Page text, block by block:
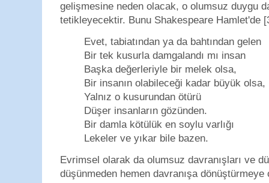
gelişmesine neden olacak, o olumsuz duygu
tetikleyecektir. Bunu Shakespeare Hamlet'de
Evet, tabiatından ya da bahtından gelen
Bir tek kusurla damgalandı mı insan
Başka değerleriyle bir melek olsa,
Bir insanın olabileceği kadar büyük olsa,
Yalnız o kusurundan ötürü
Düşer insanların gözünden.
Bir damla kötülük en soylu varlığı
Lekeler ve yıkar bile bazen.
Evrimsel olarak da olumsuz davranışları ve
düşünmeden hemen davranışa dönüştürmeye